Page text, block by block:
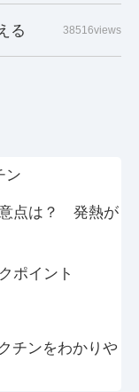
る 38516views
ン
意点は？ 発熱が
ポイント
チンをわかりや